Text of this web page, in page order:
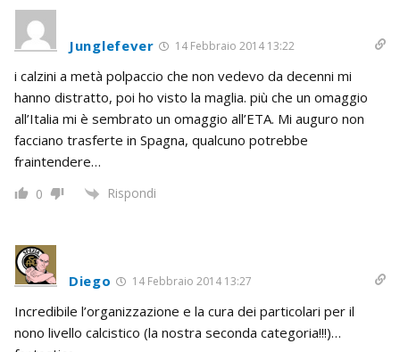
Junglefever 14 Febbraio 2014 13:22
i calzini a metà polpaccio che non vedevo da decenni mi
hanno distratto, poi ho visto la maglia. più che un omaggio
all’Italia mi è sembrato un omaggio all’ETA. Mi auguro non
facciano trasferte in Spagna, qualcuno potrebbe
fraintendere…
0 Rispondi
Diego 14 Febbraio 2014 13:27
Incredibile l’organizzazione e la cura dei particolari per il
nono livello calcistico (la nostra seconda categoria!!!)…